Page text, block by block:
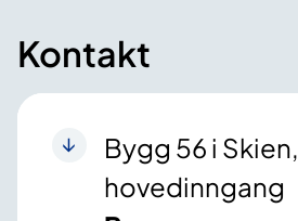
Kontakt
Bygg 56 i Skien,
hovedinngang